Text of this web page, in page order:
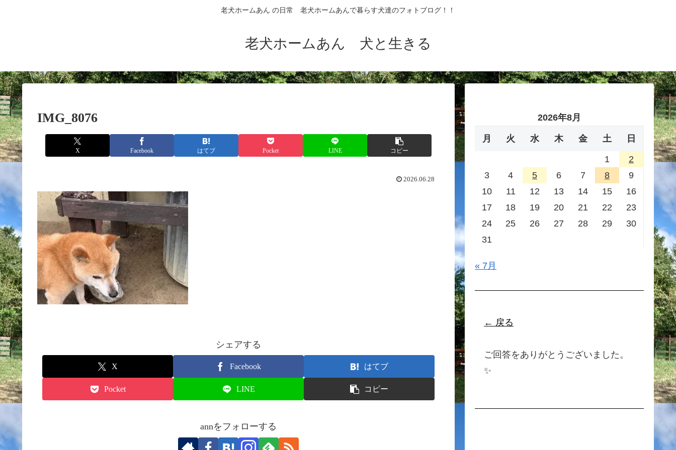
老犬ホームあん の日常 老犬ホームあんで暮らす犬達のフォトブログ！！
老犬ホームあん 犬と生きる
IMG_8076
X Facebook はてブ Pocket LINE コピー
2026.06.28
シェアする
X Facebook はてブ
Pocket LINE コピー
annをフォローする
2026年8月
月 火 水 木 金 土 日
1
2
3
4 5 6 7 8
9
10
11 12 13 14 15
16
17
18 19 20 21 22
23
24
25 26 27 28 29
30
31
« 7月
← 戻る
ご回答をありがとうございました。
✨